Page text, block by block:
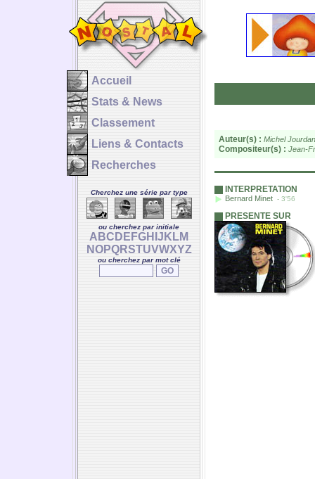
Accueil
Stats & News
Classement
Liens & Contacts
Recherches
Cherchez une série par type
ou cherchez par initiale
A BC D E FGH J K LM
NOPQRSTUVWXYZ
ou cherchez par mot clé
Auteur(s) : Michel Jourdan
Compositeur(s) : Jean-
INTERPRETATION
Bernard Minet - 3'56
PRESENTE SUR